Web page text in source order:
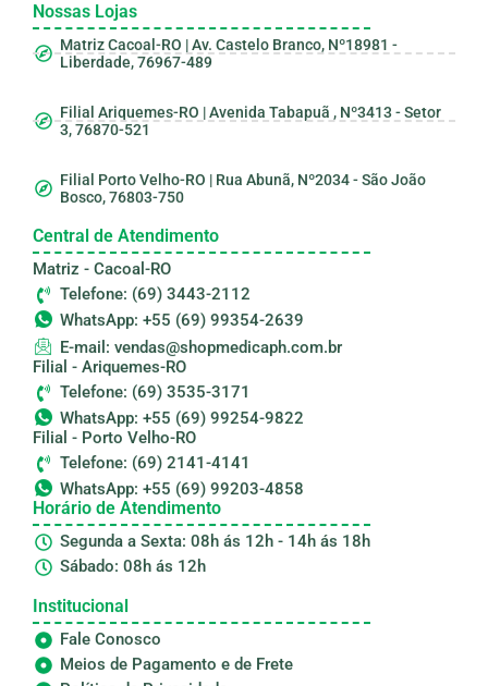
Nossas Lojas
Matriz Cacoal-RO | Av. Castelo Branco, Nº18981 -
Liberdade, 76967-489
Filial Ariquemes-RO | Avenida Tabapuã , Nº3413 - Setor
3, 76870-521
Filial Porto Velho-RO | Rua Abunã, Nº2034 - São João
Bosco, 76803-750
Central de Atendimento
Matriz - Cacoal-RO
Telefone: (69) 3443-2112
WhatsApp: +55 (69) 99354-2639
E-mail: vendas@shopmedicaph.com.br
Filial - Ariquemes-RO
Telefone: (69) 3535-3171
WhatsApp: +55 (69) 99254-9822
Filial - Porto Velho-RO
Telefone: (69) 2141-4141
WhatsApp: +55 (69) 99203-4858
Horário de Atendimento
Segunda a Sexta: 08h ás 12h - 14h ás 18h
Sábado: 08h ás 12h
Institucional
Fale Conosco
Meios de Pagamento e de Frete